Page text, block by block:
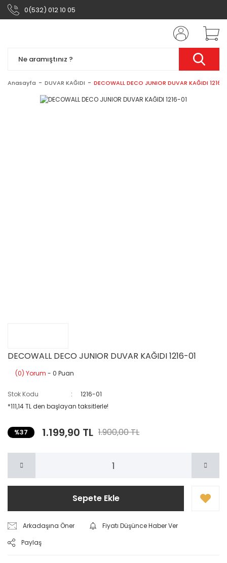
0(532) 012 10 05
Anasayfa DUVAR KAĞIDI DECOWALL DECO JUNIOR DUVAR KAĞIDI 1216-
DECOWALL DECO JUNIOR DUVAR KAĞIDI 1216-01
(0) Yorum - 0 Puan
Stok Kodu
1216-01
*111,14 TL den başlayan taksitlerle!
%37 1.199,90 TL 1.900,00 TL
Sepete Ekle
Arkadaşına Öner
Fiyatı Düşünce Haber Ver
Paylaş